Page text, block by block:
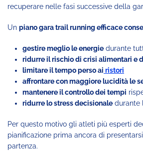
recuperare nelle fasi successive della
Un piano gara trail running efficace
gestire meglio le energie durante
ridurre il rischio di crisi alimentari e
limitare il tempo perso ai ristori
affrontare con maggiore lucidità le
mantenere il controllo dei tempi
ridurre lo stress decisionale durante
Per questo motivo gli atleti più esperti
pianificazione prima ancora di
partenza.